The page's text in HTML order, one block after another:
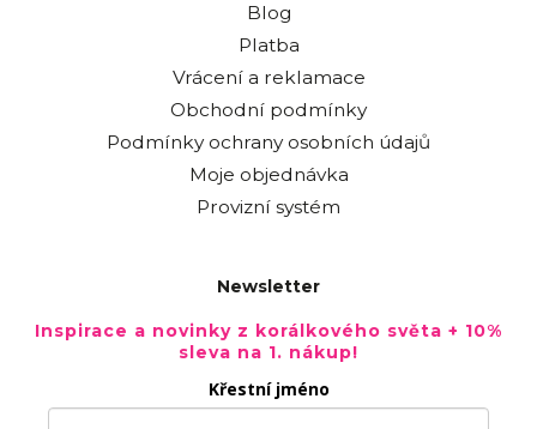
Blog
Platba
Vrácení a reklamace
Obchodní podmínky
Podmínky ochrany osobních údajů
Moje objednávka
Provizní systém
Newsletter
Inspirace a novinky z korálkového světa + 10%
sleva na 1. nákup!
Křestní jméno